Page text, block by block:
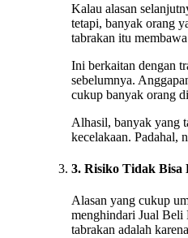
Kalau alasan
tetapi, banyak orang
tabrakan itu
Ini berkaitan dengan
sebelumnya.
cukup banyak orang
Alhasil, banyak yang
kecelakaan. Padahal,
3. Risiko Tidak Bisa
Alasan yang cukup
menghindari Jual Beli
tabrakan adalah